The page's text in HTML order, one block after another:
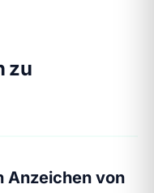
zu
Anzeichen von